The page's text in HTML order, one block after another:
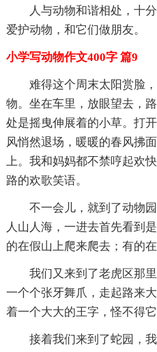
人与动物和谐相处，十
爱护动物，和它们做朋友。
小学写动物作文400字 篇9
难得这个周末太阳赏脸
物。坐在车里，放眼望去，
处是摇曳伸展着的小草。打
风悄然退场，暖暖的春风拂
上。我和妈妈都不禁哼起欢
路的欢歌笑语。
不一会儿，就到了动物
人山人海，一进去首先看到
的在假山上爬来爬去；有的
我们又来到了老虎区那
一个个张牙舞爪，走起路来
着一个大大的王字，怪不得
接着我们来到了蛇园，